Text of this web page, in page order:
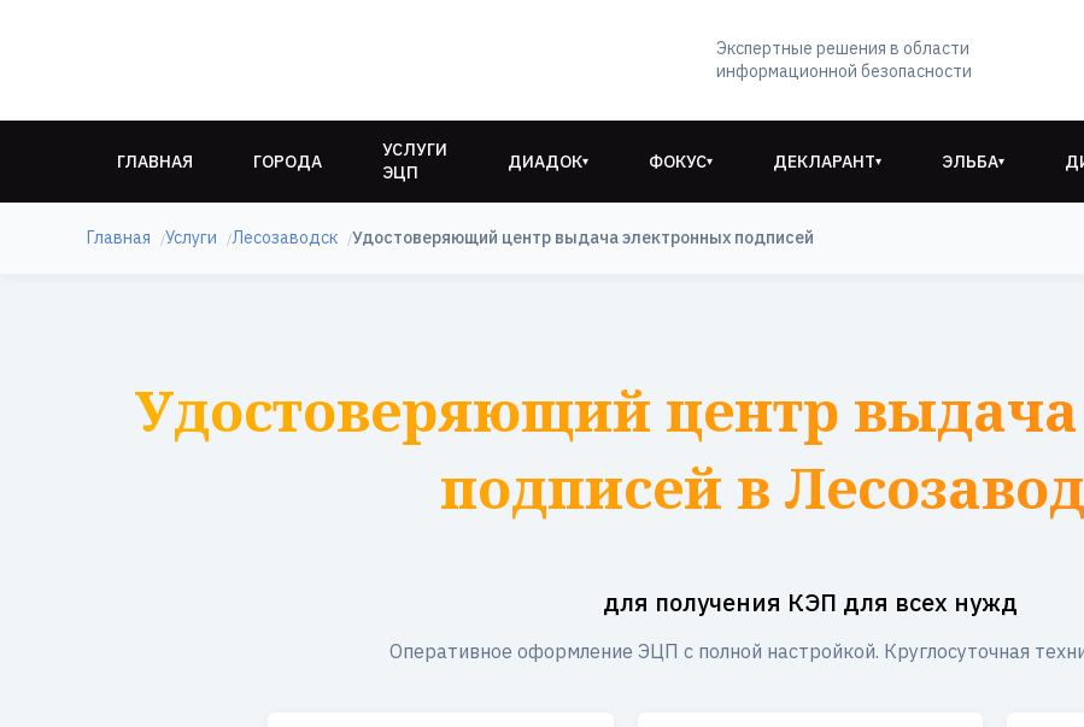
Экспертные решения в области
информационной безопасности
ГЛАВНАЯ ГОРОДА
УСЛУГИ
ЭЦП
ДИАДОК▾ ФОКУС▾ ДЕКЛАРАНТ▾ ЭЛЬБА▾
Главная Услуги Лесозаводск Удостоверяющий центр выдача электронных подписей
Удостоверяющий центр
подписей в
для получения КЭП для всех нужд
Оперативное оформление ЭЦП с полной настройкой. Круглосуточная